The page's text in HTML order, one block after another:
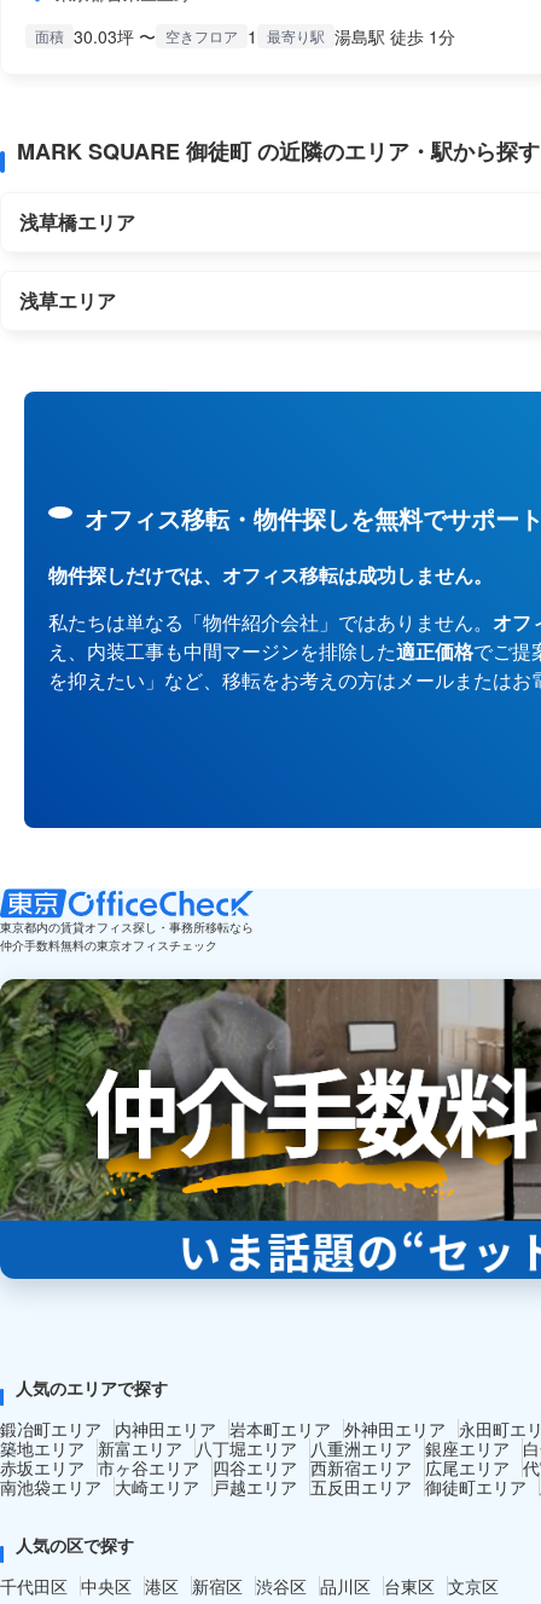
面積 30.03坪 〜 空きフロア 1 最寄り駅 湯島駅 徒歩 1分
MARK SQUARE 御徒町 の近隣のエリア・駅から探す
浅草橋エリア
浅草エリア
オフィス移転・物件探しを無料でサポー
物件探しだけでは、オフィス移転は成功しません。
私たちは単なる「物件紹介会社」ではありません。 オフ
え、内装工事も中間マージンを排除した適正価格でご提
を抑えたい」など、移転をお考えの方はメールまたは
東京都内の賃貸オフィス探し・事務所移転なら
仲介手数料無料の東京オフィスチェック
人気のエリアで探す
鍛冶町エリア
内神田エリア 岩本町エリア 外神田エリア
永田町エ
築地エリア
新富エリア 八丁堀エリア 八重洲エリア 銀座エリア
赤坂エリア 市ヶ谷エリア 四谷エリア 西新宿エリア 広尾エリア
南池袋エリア
大崎エリア 戸越エリア 五反田エリア 御徒町エリア
人気の区で探す
千代田区 中央区 港区 新宿区 渋谷区 品川区 台東区 文京区